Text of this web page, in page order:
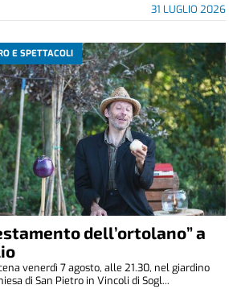
31 LUGLIO 2026
E SPETTACOLI
dell’ortolano” a
venerdì 7 agosto, alle 21.30, nel giardino
di San Pietro in Vincoli di Sogl...